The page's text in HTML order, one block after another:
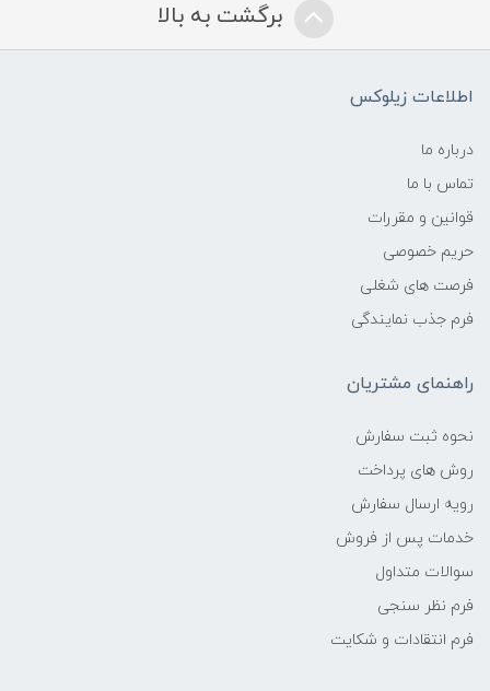
برگشت به بالا
اطلاعات زیلوکس
درباره ما
تماس با ما
قوانین و مقررات
حریم خصوصی
فرصت های شغلی
فرم جذب نمایندگی
راهنمای مشتریان
نحوه ثبت سفارش
روش های پرداخت
رویه ارسال سفارش
خدمات پس از فروش
سوالات متداول
فرم نظر سنجی
فرم انتقادات و شکایت